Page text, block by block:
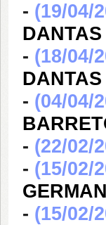
- (19/04/
- (18/04/
- (04/04/
- (22/02/
- (15/02/
- (15/02/